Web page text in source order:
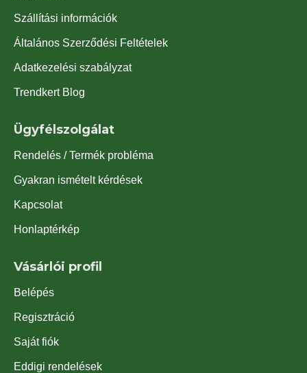
Szállítási információk
Általános Szerződési Feltételek
Adatkezelési szabályzat
Trendkert Blog
Ügyfélszolgálat
Rendelés / Termék probléma
Gyakran ismételt kérdések
Kapcsolat
Honlaptérkép
Vásárlói profil
Belépés
Regisztráció
Saját fiók
Eddigi rendelések